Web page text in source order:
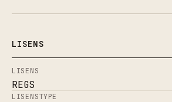
LISENS
LISENS
REGS
LISENSTYPE